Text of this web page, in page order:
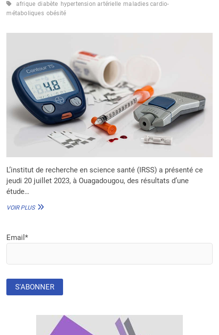
afrique diabète hypertension artérielle maladies cardio-
métaboliques obésité
L’institut de recherche en science santé (IRSS) a présenté ce
jeudi 20 juillet 2023, à Ouagadougou, des résultats d’une
étude…
VOIR PLUSMALADIE
DONNÉES
GÉNÉTIQUES
Email*